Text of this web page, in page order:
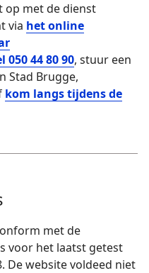
op met de dienst
via het online
050 44 80 90, stuur een
Stad Brugge,
kom langs tijdens de
met de
voor het laatst getest
De website voldeed niet